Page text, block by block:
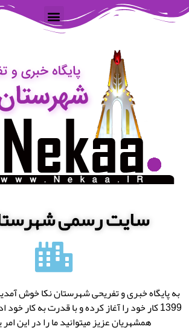
سایت رسمی
به پایگاه خبری و تفریحی شهرستان نکا خوش
1399 کار خود را آغاز کرده و با قدرت به کار
همشهریان عزیز میتوانید ما را در این امر